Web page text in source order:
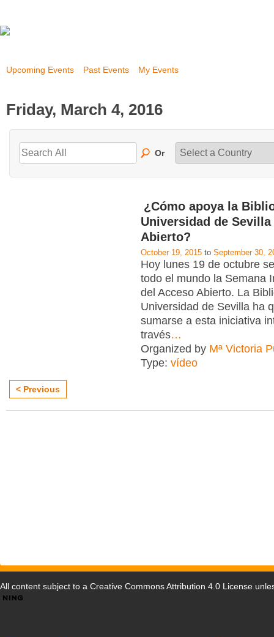
Upcoming Events Past Events My Events
Friday, March 4, 2016
Or
¿Cómo apoya la
Universidad de
Abierto?
October 19, 2015 to September 30,
Hoy lunes 19 de octubre
todo el mundo la Semana
del Acceso Abierto. La
Universidad de Sevilla ha
sumarse a esta iniciativa
través…
Organized by Mª Victoria
Type: vídeo
< Previous
All content subject to a Creative Commons Attribution 4.0 License